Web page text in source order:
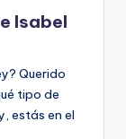
Isabel
Querido
tipo de
estás en el